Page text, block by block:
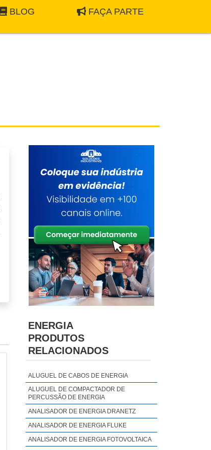
BLOG FAÇA PARTE
ENERGIA
PRODUTOS
RELACIONADOS
ALUGUEL DE CABOS DE ENERGIA
ALUGUEL DE COMPACTADOR DE
PERCUSSÃO DE ENERGIA
ANALISADOR DE ENERGIA DRANETZ
ANALISADOR DE ENERGIA FLUKE
ANALISADOR DE ENERGIA FOTOVOLTAICA